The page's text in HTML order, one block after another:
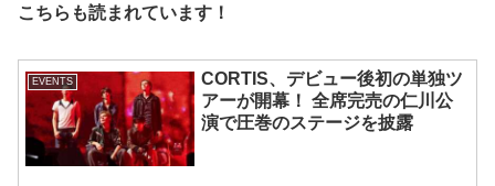
こちらも読まれています！
EVENTS
CORTIS、デビュー後初の単独ツ
アーが開幕！ 全席完売の仁川公
演で圧巻のステージを披露